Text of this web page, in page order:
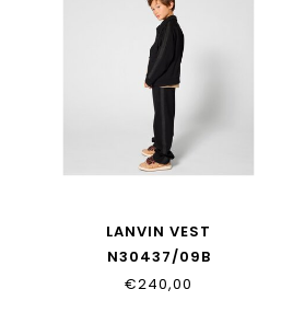
LANVIN VEST
N30437/09B
€240,00